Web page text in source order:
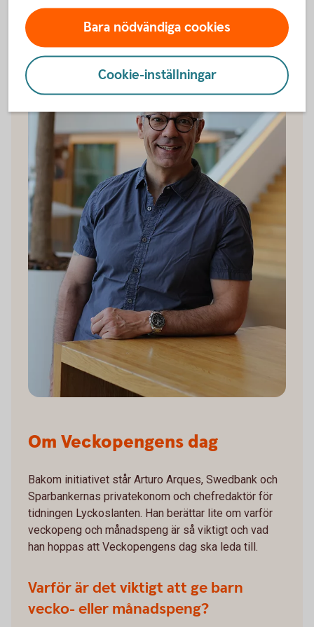
Om Veckopengens dag
Bakom initiativet står Arturo Arques, Swedbank och
Sparbankernas privatekonom och chefredaktör för
tidningen Lyckoslanten. Han berättar lite om varför
veckopeng och månadspeng är så viktigt och vad
han hoppas att Veckopengens dag ska leda till.
Varför är det viktigt att ge barn
vecko- eller månadspeng?
Bara nödvändiga cookies
Cookie-inställningar